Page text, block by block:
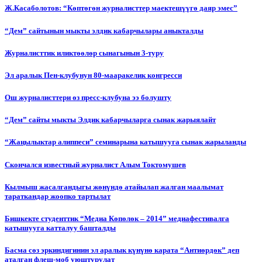
Ж.Касаболотов: “Көптөгөн журналисттер маектешүүгө даяр эмес”
“Дем” сайтынын мыкты элдик кабарчылары аныкталды
Журналисттик иликтөөлөр сынагынын 3-туру
Эл аралык Пен-клубунун 80-мааракелик конгресси
Ош журналисттери өз пресс-клубуна ээ болушту
“Дем” сайты мыкты Элдик кабарчыларга сынак жарыялайт
“Жаңылыктар алиппеси” семинарына катышууга сынак жарыланды
Cкончался известный журналист Алым Токтомушев
Кылмыш жасалгандыгы жөнүндө атайылап жалган маалымат
тараткандар жоопко тартылат
Бишкекте студенттик “Медиа Көпөлөк – 2014” медиафестивалга
катышууга катталуу башталды
Басма сөз эркиндигинин эл аралык күнүнө карата “Антиөрдөк” деп
аталган флеш-моб уюштурулат